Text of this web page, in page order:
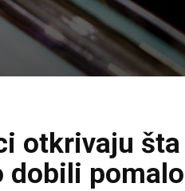
otkrivaju
dobili